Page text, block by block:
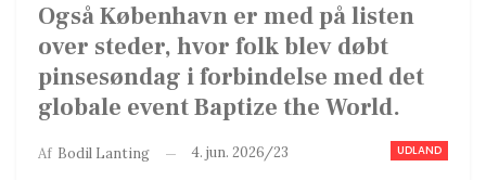
Også København er med på listen
over steder, hvor folk blev døbt
pinsesøndag i forbindelse med det
globale event Baptize the World.
UDLAND
Af Bodil Lanting 4. jun. 2026/23